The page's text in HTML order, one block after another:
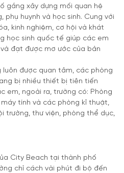
gắng xây dựng mối quan hệ
phụ huynh và học sinh. Cung với
kinh nghiệm, cơ hội và khát
học sinh quốc tế giúp các em
đạt được mơ ước của bản
được quan tâm, các phòng
bị nhiều thiết bị tiên tiến
em, ngoài ra, trường có: Phòng
tính và các phòng kĩ thuật,
trường, thư viện, phòng thể dục,
City Beach tại thành phố
chỉ cách vài phút đi bộ đến